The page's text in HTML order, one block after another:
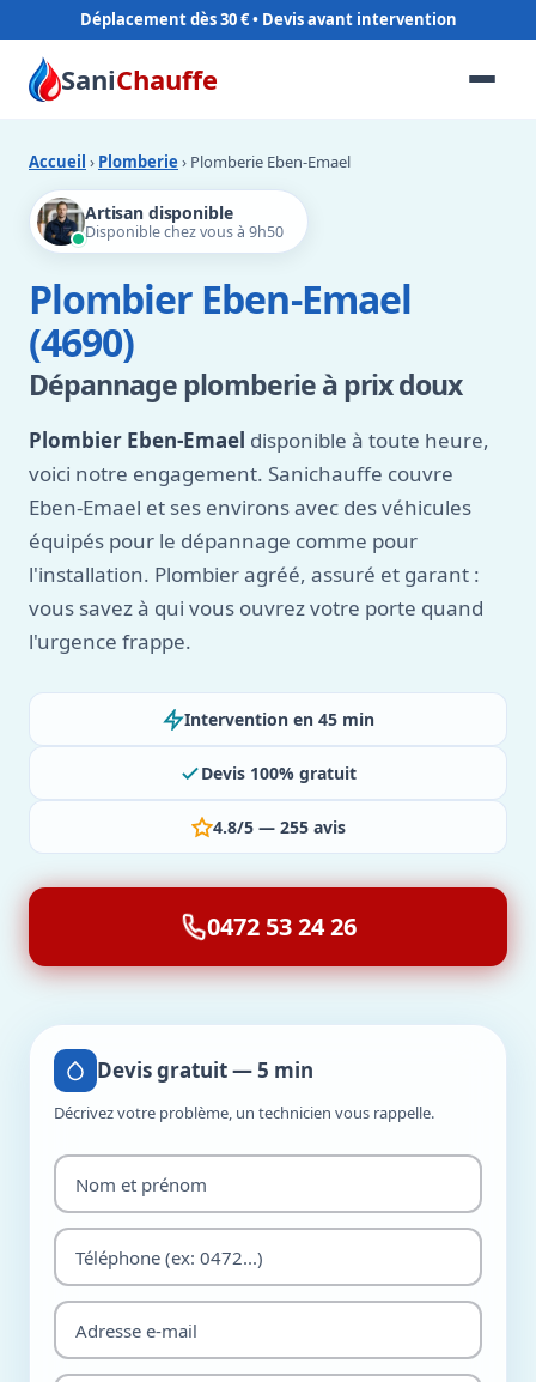
Déplacement dès 30 €
SaniChauffe
Accueil › Plomberie › Plomberie Eben-Emael
Artisan disponible
Disponible chez vous à 9h50
Plombier Eben-Emael
(4690)
Dépannage plomberie à prix doux
Plombier Eben-Emael disponible à toute heure,
voici notre engagement. Sanichauffe couvre
Eben-Emael et ses environs avec des véhicules
équipés pour le dépannage comme pour
l'installation. Plombier agréé, assuré et garant :
vous savez à qui vous ouvrez votre porte quand
l'urgence frappe.
Intervention en 45 min
Devis 100% gratuit
4.8/5 — 255 avis
0472 53 24 26
Devis gratuit — 5 min
Décrivez votre problème, un technicien vous rappelle.